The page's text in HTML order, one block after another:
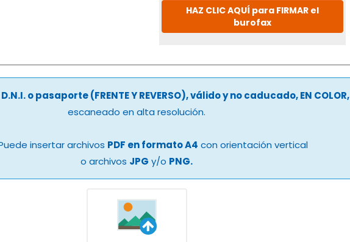
HAZ CLIC AQUÍ para FIRMAR el
burofax
D.N.I. o pasaporte (FRENTE Y REVERSO), válido y no caducado, EN COLOR,
escaneado en alta resolución.
insertar archivos PDF en formato A4 con orientación vertical
o archivos JPG y/o PNG.